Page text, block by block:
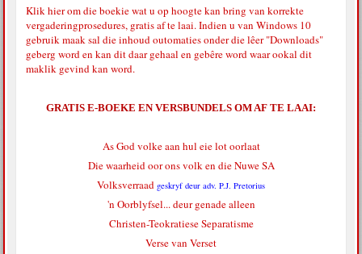
Klik hierom die boekie wat u op hoogte kan bring van korrekte
vergaderingprosedures, gratis af te laai. Indien u van Windows 10
gebruik maak sal die inhoud outomaties onder die lêer "Downloads"
geberg word en kan dit daar gehaal en gebêre word waar ookal dit
maklik gevind kan word.
GRATIS E-BOEKE EN VERSBUNDELS OM AF TE LAAI:
As God volke aan hul eie lot oorlaat
Die waarheid oor ons volk en die Nuwe SA
Volksverraad geskryf deur adv. P.J. Pretorius
'n Oorblyfsel... deur genade alleen
Christen-Teokratiese Separatisme
Verse van Verset